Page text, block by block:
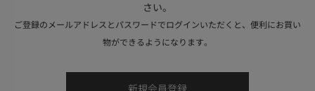
さい。
ご登録のメールアドレスとパスワードでログインいただくと、便利にお買い
物ができるようになります。